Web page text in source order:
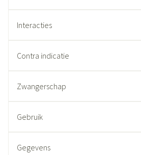
Interacties
Contra indicatie
Zwangerschap
Gebruik
Gegevens